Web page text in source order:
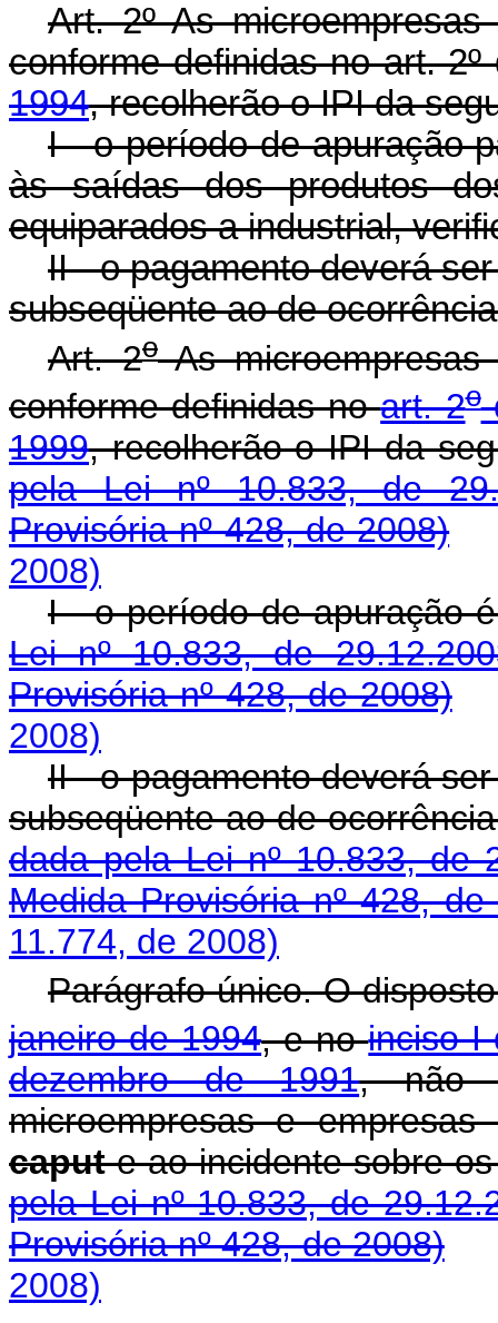
Art. 2º As
conforme definidas no art.
1994, recolherão o IPI da
I - o período de apuração
às saídas dos produtos
equiparados a industrial,
II - o pagamento deverá
subseqüente ao de
Art. 2oAs microempresas
conforme definidas noart. 2o
1999, recolherão o IPI
pela Lei nº 10.833, de
Provisória nº 428, de 2008)
2008)
I - o período de
Lei nº 10.833, de
Provisória nº 428, de 2008)
2008)
II - o pagamento deverá
subseqüente ao de
dada pela Lei nº 10.833, de
Medida Provisória nº 428, de
11.774, de 2008)
Parágrafo único. O
janeiro de 1994, e noinciso I
dezembro de 1991, não
microempresas e
capute ao incidente
pela Lei nº 10.833, de
Provisória nº 428, de 2008)
2008)